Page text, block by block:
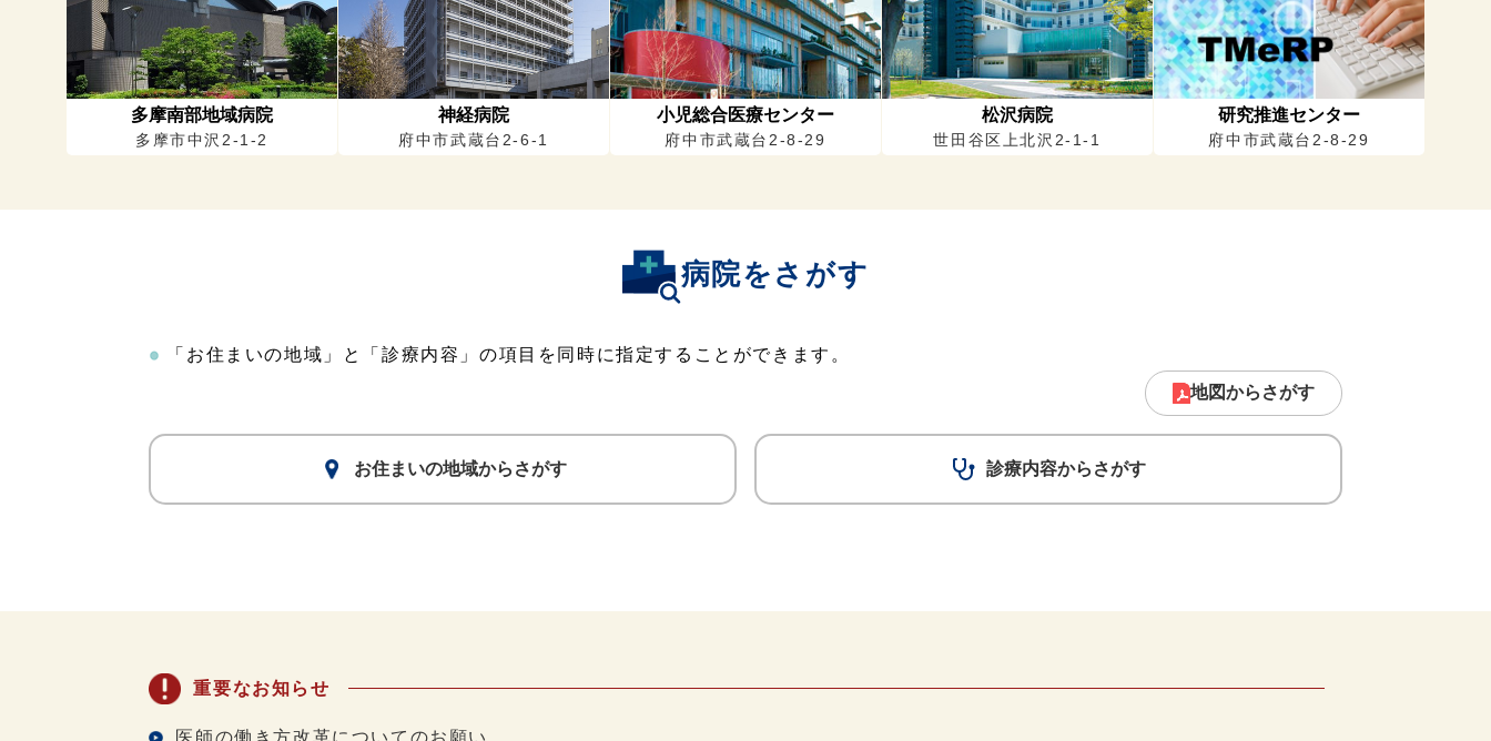
多摩南部地域病院
多摩市中沢2-1-2
神経病院
府中市武蔵台2-6-1
小児総合医療センター
府中市武蔵台2-8-29
松沢病院
世田谷区上北沢2-1-1
研究推進センター
府中市武蔵台2-8-29
病院をさがす
「お住まいの地域」と「診療内容」の項目を同時に指定することができます。
お住まいの地域からさがす 診療内容からさがす
地図からさがす
重要なお知らせ
医師の働き方改革についてのお願い